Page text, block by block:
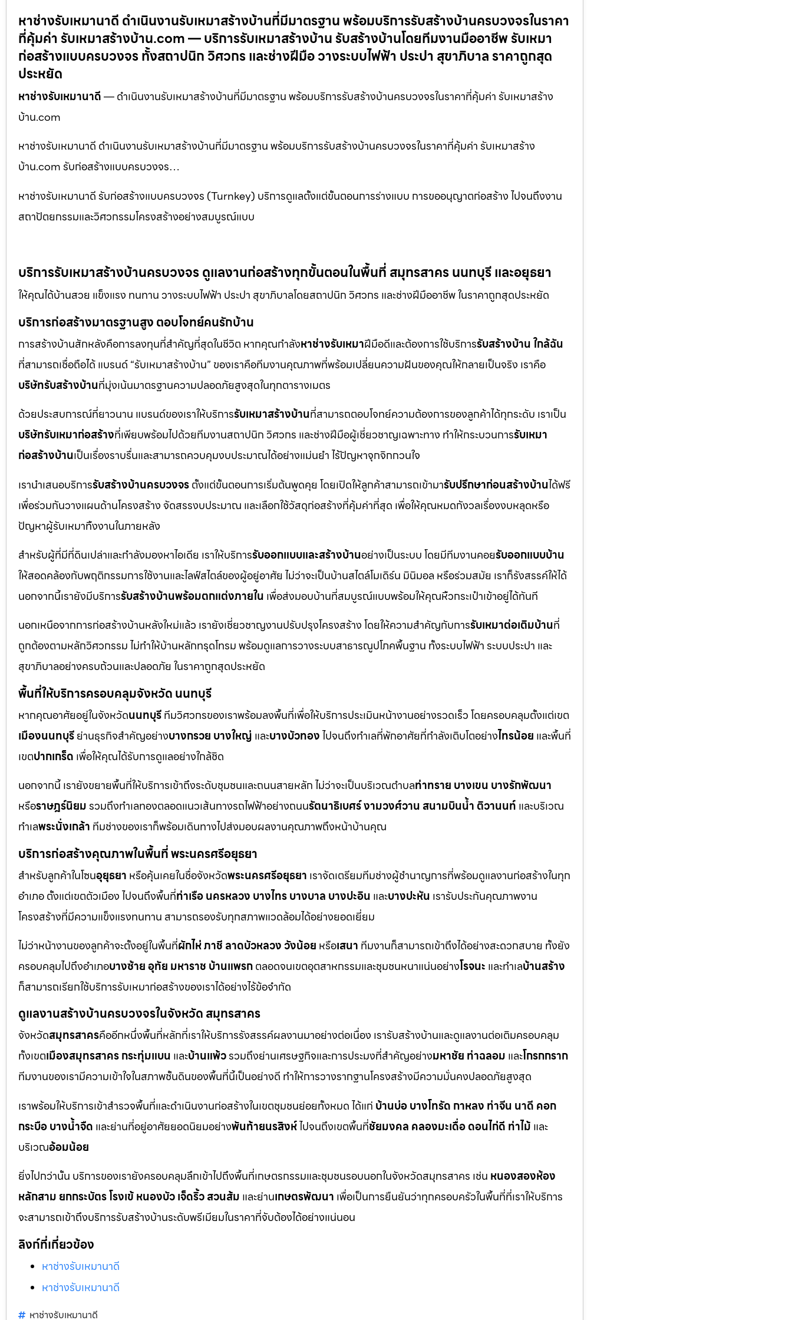
หาช่างรับเหมานาดี ดำเนินงานรับเหมาสร้างบ้านที่มีมาตรฐาน พร้อมบริการรับสร้างบ้านครบวงจรในราคา
ที่คุ้มค่า รับเหมาสร้างบ้าน.com — บริการรับเหมาสร้างบ้าน รับสร้างบ้านโดยทีมงานมืออาชีพ รับเหมา
ก่อสร้างแบบครบวงจร ทั้งสถาปนิก วิศวกร และช่างฝีมือ วางระบบไฟฟ้า ประปา สุขาภิบาล ราคาถูกสุด
ประหยัด
หาช่างรับเหมานาดี— ดำเนินงานรับเหมาสร้างบ้านที่มีมาตรฐาน พร้อมบริการรับสร้างบ้านครบวงจรในราคาที่คุ้มค่า รับเหมาสร้าง
บ้าน.com
หาช่างรับเหมานาดี ดำเนินงานรับเหมาสร้างบ้านที่มีมาตรฐาน พร้อมบริการรับสร้างบ้านครบวงจรในราคาที่คุ้มค่า รับเหมาสร้าง
บ้าน.com รับก่อสร้างแบบครบวงจร…
หาช่างรับเหมานาดี รับก่อสร้างแบบครบวงจร (Turnkey) บริการดูแลตั้งแต่ขั้นตอนการร่างแบบ การขออนุญาตก่อสร้าง ไปจนถึงงาน
สถาปัตยกรรมและวิศวกรรมโครงสร้างอย่างสมบูรณ์แบบ
บริการรับเหมาสร้างบ้านครบวงจร ดูแลงานก่อสร้างทุกขั้นตอนในพื้นที่ สมุทรสาคร นนทบุรี และอยุธยา
ให้คุณได้บ้านสวย แข็งแรง ทนทาน วางระบบไฟฟ้า ประปา สุขาภิบาลโดยสถาปนิก วิศวกร และช่างฝีมืออาชีพ ในราคาถูกสุดประหยัด
บริการก่อสร้างมาตรฐานสูง ตอบโจทย์คนรักบ้าน
การสร้างบ้านสักหลังคือการลงทุนที่สำคัญที่สุดในชีวิต หากคุณกำลังหาช่างรับเหมาฝีมือดีและต้องการใช้บริการรับสร้างบ้าน ใกล้ฉัน
ที่สามารถเชื่อถือได้ แบรนด์ “รับเหมาสร้างบ้าน” ของเราคือทีมงานคุณภาพที่พร้อมเปลี่ยนความฝันของคุณให้กลายเป็นจริง เราคือ
บริษัทรับสร้างบ้านที่มุ่งเน้นมาตรฐานความปลอดภัยสูงสุดในทุกตารางเมตร
ด้วยประสบการณ์ที่ยาวนาน แบรนด์ของเราให้บริการรับเหมาสร้างบ้านที่สามารถตอบโจทย์ความต้องการของลูกค้าได้ทุกระดับ เราเป็น
บริษัทรับเหมาก่อสร้างที่เพียบพร้อมไปด้วยทีมงานสถาปนิก วิศวกร และช่างฝีมือผู้เชี่ยวชาญเฉพาะทาง ทำให้กระบวนการรับเหมา
ก่อสร้างบ้านเป็นเรื่องราบรื่นและสามารถควบคุมงบประมาณได้อย่างแม่นยำ ไร้ปัญหาจุกจิกกวนใจ
เรานำเสนอบริการรับสร้างบ้านครบวงจรตั้งแต่ขั้นตอนการเริ่มต้นพูดคุย โดยเปิดให้ลูกค้าสามารถเข้ามารับปรึกษาก่อนสร้างบ้านได้ฟรี
เพื่อร่วมกันวางแผนด้านโครงสร้าง จัดสรรงบประมาณ และเลือกใช้วัสดุก่อสร้างที่คุ้มค่าที่สุด เพื่อให้คุณหมดกังวลเรื่องงบหลุดหรือ
ปัญหาผู้รับเหมาทิ้งงานในภายหลัง
สำหรับผู้ที่มีที่ดินเปล่าและกำลังมองหาไอเดีย เราให้บริการรับออกแบบและสร้างบ้านอย่างเป็นระบบ โดยมีทีมงานคอยรับออกแบบบ้าน
ให้สอดคล้องกับพฤติกรรมการใช้งานและไลฟ์สไตล์ของผู้อยู่อาศัย ไม่ว่าจะเป็นบ้านสไตล์โมเดิร์น มินิมอล หรือร่วมสมัย เราก็รังสรรค์ให้ได้
นอกจากนี้เรายังมีบริการรับสร้างบ้านพร้อมตกแต่งภายใน เพื่อส่งมอบบ้านที่สมบูรณ์แบบพร้อมให้คุณหิ้วกระเป๋าเข้าอยู่ได้ทันที
นอกเหนือจากการก่อสร้างบ้านหลังใหม่แล้ว เรายังเชี่ยวชาญงานปรับปรุงโครงสร้าง โดยให้ความสำคัญกับการรับเหมาต่อเติมบ้านที่
ถูกต้องตามหลักวิศวกรรม ไม่ทำให้บ้านหลักทรุดโทรม พร้อมดูแลการวางระบบสาธารณูปโภคพื้นฐาน ทั้งระบบไฟฟ้า ระบบประปา และ
สุขาภิบาลอย่างครบถ้วนและปลอดภัย ในราคาถูกสุดประหยัด
พื้นที่ให้บริการครอบคลุมจังหวัด นนทบุรี
หากคุณอาศัยอยู่ในจังหวัดนนทบุรีทีมวิศวกรของเราพร้อมลงพื้นที่เพื่อให้บริการประเมินหน้างานอย่างรวดเร็ว โดยครอบคลุมตั้งแต่เขต
เมืองนนทบุรีย่านธุรกิจสำคัญอย่างบางกรวย บางใหญ่ และบางบัวทองไปจนถึงทำเลที่พักอาศัยที่กำลังเติบโตอย่างไทรน้อย และพื้นที่
เขตปากเกร็ด เพื่อให้คุณได้รับการดูแลอย่างใกล้ชิด
นอกจากนี้ เรายังขยายพื้นที่ให้บริการเข้าถึงระดับชุมชนและถนนสายหลัก ไม่ว่าจะเป็นบริเวณตำบลท่าทราย บางเขน บางรักพัฒนา
หรือราษฎร์นิยมรวมถึงทำเลทองตลอดแนวเส้นทางรถไฟฟ้าอย่างถนนรัตนาธิเบศร์ งามวงศ์วาน สนามบินน้ำ ติวานนท์ และบริเวณ
ทำเลพระนั่งเกล้า ทีมช่างของเราก็พร้อมเดินทางไปส่งมอบผลงานคุณภาพถึงหน้าบ้านคุณ
บริการก่อสร้างคุณภาพในพื้นที่ พระนครศรีอยุธยา
สำหรับลูกค้าในโซนอุยุธยา หรือคุ้นเคยในชื่อจังหวัดพระนครศรีอยุธยา เราจัดเตรียมทีมช่างผู้ชำนาญการที่พร้อมดูแลงานก่อสร้างในทุก
อำเภอ ตั้งแต่เขตตัวเมือง ไปจนถึงพื้นที่ท่าเรือ นครหลวง บางไทร บางบาล บางปะอิน และบางปะหัน เรารับประกันคุณภาพงาน
โครงสร้างที่มีความแข็งแรงทนทาน สามารถรองรับทุกสภาพแวดล้อมได้อย่างยอดเยี่ยม
ไม่ว่าหน้างานของลูกค้าจะตั้งอยู่ในพื้นที่ผักไห่ ภาชี ลาดบัวหลวง วังน้อย หรือเสนา ทีมงานก็สามารถเข้าถึงได้อย่างสะดวกสบาย ทั้งยัง
ครอบคลุมไปถึงอำเภอบางซ้าย อุทัย มหาราช บ้านแพรกตลอดจนเขตอุตสาหกรรมและชุมชนหนาแน่นอย่างโรจนะ และทำเลบ้านสร้าง
ก็สามารถเรียกใช้บริการรับเหมาก่อสร้างของเราได้อย่างไร้ข้อจำกัด
ดูแลงานสร้างบ้านครบวงจรในจังหวัด สมุทรสาคร
จังหวัดสมุทรสาครคืออีกหนึ่งพื้นที่หลักที่เราให้บริการรังสรรค์ผลงานมาอย่างต่อเนื่อง เรารับสร้างบ้านและดูแลงานต่อเติมครอบคลุม
ทั้งเขตเมืองสมุทรสาคร กระทุ่มแบน และบ้านแพ้วรวมถึงย่านเศรษฐกิจและการประมงที่สำคัญอย่างมหาชัย ท่าฉลอม และโกรกกราก
ทีมงานของเรามีความเข้าใจในสภาพชั้นดินของพื้นที่นี้เป็นอย่างดี ทำให้การวางรากฐานโครงสร้างมีความมั่นคงปลอดภัยสูงสุด
เราพร้อมให้บริการเข้าสำรวจพื้นที่และดำเนินงานก่อสร้างในเขตชุมชนย่อยทั้งหมด ได้แก่ บ้านบ่อ บางโทรัด กาหลง ท่าจีน นาดี คอก
กระบือ บางน้ำจืด และย่านที่อยู่อาศัยยอดนิยมอย่างพันท้ายนรสิงห์ไปจนถึงเขตพื้นที่ชัยมงคล คลองมะเดื่อ ดอนไก่ดี ท่าไม้ และ
บริเวณอ้อมน้อย
ยิ่งไปกว่านั้น บริการของเรายังครอบคลุมลึกเข้าไปถึงพื้นที่เกษตรกรรมและชุมชนรอบนอกในจังหวัดสมุทรสาคร เช่น หนองสองห้อง
หลักสาม ยกกระบัตร โรงเข้ หนองบัว เจ็ดริ้ว สวนส้ม และย่านเกษตรพัฒนา เพื่อเป็นการยืนยันว่าทุกครอบครัวในพื้นที่ที่เราให้บริการ
จะสามารถเข้าถึงบริการรับสร้างบ้านระดับพรีเมียมในราคาที่จับต้องได้อย่างแน่นอน
ลิงก์ที่เกี่ยวข้อง
หาช่างรับเหมานาดี
หาช่างรับเหมานาดี
หาช่างรับเหมานาดี